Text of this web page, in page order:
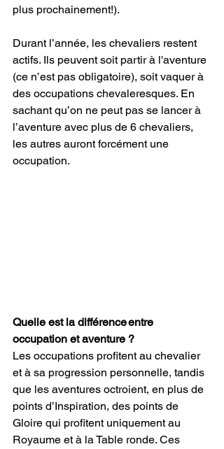
plus prochainement!).
Durant l’année, les chevaliers restent
actifs. Ils peuvent soit partir à l'aventure
(ce n’est pas obligatoire), soit vaquer à
des occupations chevaleresques. En
sachant qu’on ne peut pas se lancer à
l’aventure avec plus de 6 chevaliers,
les autres auront forcément une
occupation.
Quelle est la différence entre
occupation et aventure ?
Les occupations profitent au chevalier
et à sa progression personnelle, tandis
que les aventures octroient, en plus de
points d’Inspiration, des points de
Gloire qui profitent uniquement au
Royaume et à la Table ronde. Ces